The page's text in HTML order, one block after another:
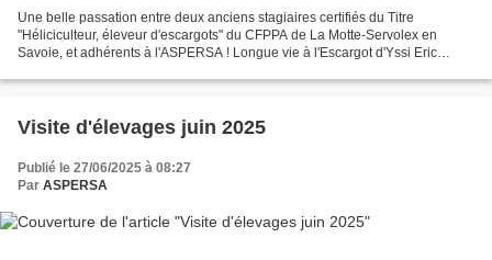
Une belle passation entre deux anciens stagiaires certifiés du Titre
"Héliciculteur, éleveur d'escargots" du CFPPA de La Motte-Servolex en
Savoie, et adhérents à l'ASPERSA ! Longue vie à l'Escargot d'Yssi Eric
Visite d'élevages juin 2025
Publié le 27/06/2025 à 08:27
Par ASPERSA